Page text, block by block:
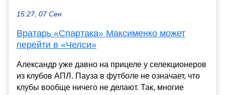
15:27, 07 Сен
Вратарь «Спартака» Максименко может
перейти в «Челси»
Александр уже давно на прицеле у селекционеров
из клубов АПЛ. Пауза в футболе не означает, что
клубы вообще ничего не делают. Так, многие